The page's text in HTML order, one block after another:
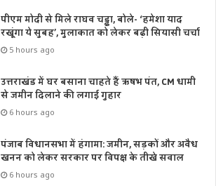
पीएम मोदी से मिले राघव चड्ढा, बोले- ‘हमेशा याद
रखूंगा ये सुबह’, मुलाकात को लेकर बढ़ी सियासी चर्चा
5 hours ago
उत्तराखंड में घर बसाना चाहते हैं ऋषभ पंत, CM धामी
से जमीन दिलाने की लगाई गुहार
6 hours ago
पंजाब विधानसभा में हंगामा: जमीन, सड़कों और अवैध
खनन को लेकर सरकार पर विपक्ष के तीखे सवाल
6 hours ago